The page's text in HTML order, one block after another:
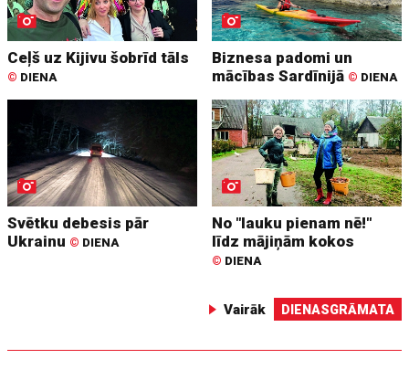
Ceļš uz Kijivu šobrīd tāls
© DIENA
Biznesa padomi un
mācības Sardīnijā © DIENA
Svētku debesis pār
Ukrainu © DIENA
No "lauku pienam nē!"
līdz mājiņām kokos
© DIENA
Vairāk DIENASGRĀMATA